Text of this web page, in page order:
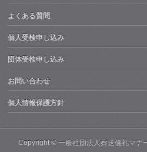
よくある質問
個人受検申し込み
団体受検申し込み
お問い合わせ
個人情報保護方針
Copyright © 一般社団法人葬送儀礼マナ